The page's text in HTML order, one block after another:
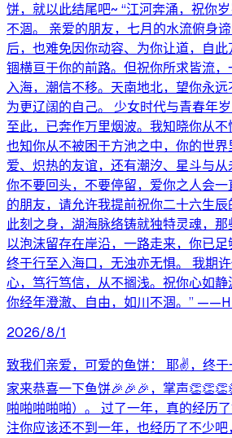
饼，就以此结尾吧~ “江河奔涌，祝你
不涸。 亲爱的朋友，七月的水流俯身
后，也难免因你动容、为你让道，自
锢横亘于你的前路。但祝你所求皆流
入海，潮信不移。天南地北，望你永
为更辽阔的自己。 少女时代与青春年岁
至此，已奔作万里烟波。我知晓你从不
也知你从不被困于方池之中，你的世
爱、炽热的友谊，还有潮汐、星斗与
你不要回头，不要停留，爱你之人会
的朋友，请允许我提前祝你二十六生
此刻之身，湖海脉络铸就独特灵魂，
以泡沫留存在岸沿，一路走来，你已
终于行至入海口，无浊亦无惧。 我期
心，笃行笃信，从不搁浅。祝你心如
你经年澄澈、自由，如川不涸。”
2026/8/1
致我们亲爱，可爱的鱼饼： 耶✌，终于
家来恭喜一下鱼饼🎉🎉🎉，掌声
啪啪啪啪啪）。 过了一年，真的经历
注你应该还不到一年，也经历了不少